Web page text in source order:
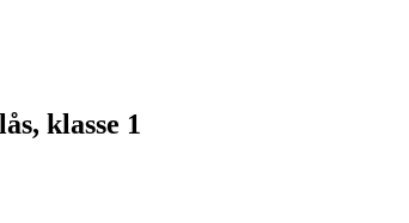
klasse 1